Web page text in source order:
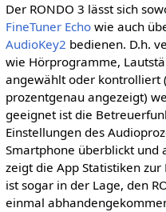
Der RONDO 3 lässt sich
FineTuner Echowie auch
AudioKey2 bedienen. D.h.
wie Hörprogramme,
angewählt oder kontrolliert
prozentgenau angezeigt)
geeignet ist die
Einstellungen des
Smartphone überblickt und
zeigt die App Statistiken zur
ist sogar in der Lage, den
einmal